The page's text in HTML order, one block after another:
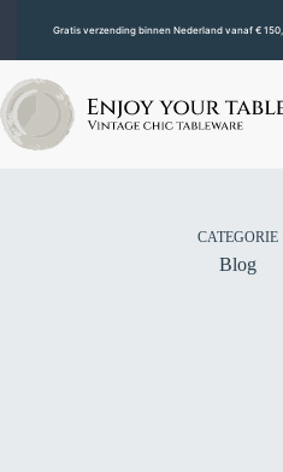
Gratis verzending binnen Nederland vanaf €
CATEGORIE
Blog